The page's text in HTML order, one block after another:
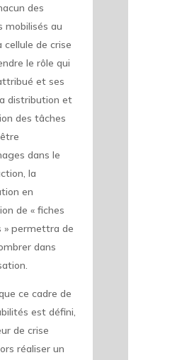
des
mobilisés au
cellule de crise
le rôle qui
et ses
distribution et
des tâches
dans le
la
en
de « fiches
» permettra de
dans
ce cadre de
est défini,
de crise
réaliser un